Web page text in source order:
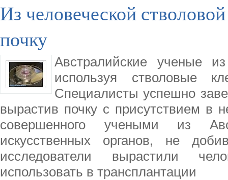
Из человеческой
почку
Австралийские ученые
используя стволовые
Специалисты успешно
вырастив почку с присутствием в
совершенного учеными из
искусственных органов, не
исследователи вырастили
использовать в трансплантации